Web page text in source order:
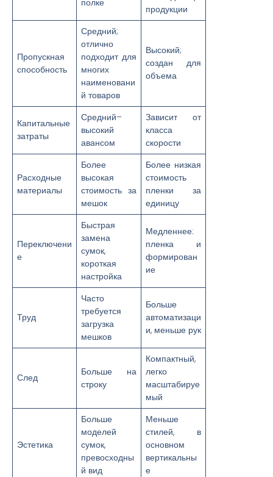
продукции
Пропускная
способность
Средний;
отлично
подходит для
многих
наименовани
й товаров
Высокий;
создан для
объема
Капитальные
затраты
Средний–
высокий
авансом
Зависит от
класса
скорости
Расходные
материалы
Более
высокая
стоимость за
мешок
Более низкая
стоимость
пленки за
единицу
Переключени
е
Быстрая
замена
сумок,
короткая
настройка
Медленнее:
пленка и
формирован
ие
Труд
Часто
требуется
загрузка
мешков
Больше
автоматизаци
и, меньше рук
След
Больше на
строку
Компактный,
легко
масштабируе
мый
Эстетика
Больше
моделей
сумок,
превосходны
й вид
Меньше
стилей, в
основном
вертикальны
е